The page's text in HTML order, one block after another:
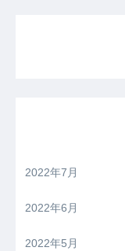
2022年7月
2022年6月
2022年5月